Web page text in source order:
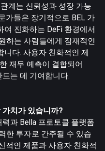
계는 신뢰성과 성장 가능
가들은 장기적으로 BEL 가
진화하는 DeFi 환경에서
하는 사람들에게 잠재적인
니다. 사용자 친화적인 제
재무 예측이 결합되어
는 데 기여합니다.
치가 있습니까?
과 Bella 프로토콜 플랫폼
한 투자로 간주될 수 있습
적인 제품과 사용자 친화적